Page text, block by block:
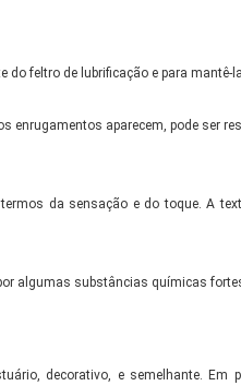
feltro de lubrificação e para mantê-
enrugamentos aparecem, pode ser
da sensação e do toque. A
algumas substâncias químicas
decorativo, e semelhante. Em